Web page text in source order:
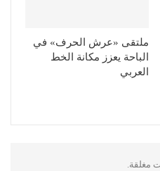
ملتقى «عرش الحرف» في
الباحة يعزز مكانة الخط
العربي
مغلقة.